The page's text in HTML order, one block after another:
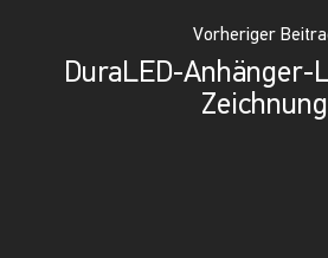
Vorheriger
DuraLED-Anhänger-
Zeichnung